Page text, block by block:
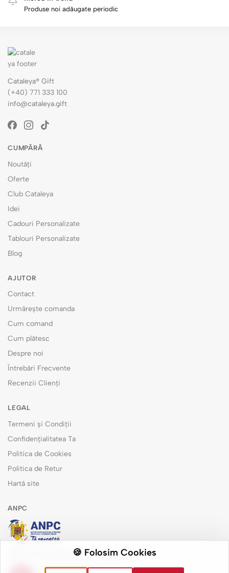
🍪 Folosim Cookies
Produse noi adăugate periodic
Cataleya® Gift
(+40) 771 333 100
info@cataleya.gift
CUMPĂRĂ
Noutăți
Oferte
Club Cataleya
Idei
Cadouri Personalizate
Tablouri Personalizate
Blog
AJUTOR
Contact
Urmărește comanda
Cum comand
Cum plătesc
Despre noi
Întrebări Frecvente
Recenzii Clienți
LEGAL
Termeni și Condiții
Confidențialitatea Ta
Politica de Cookies
Politica de Retur
Hartă site
ANPC
Măsuri de remediere pentru consumatori
Soluționarea alternativă a litigiilor